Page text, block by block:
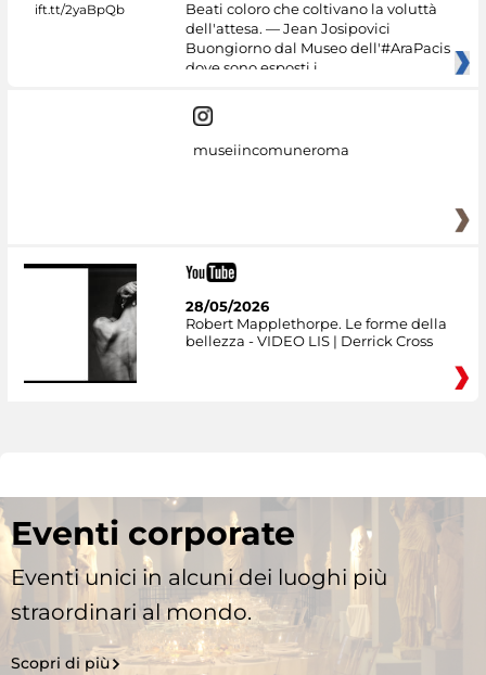
Beati coloro che coltivano la voluttà
dell'attesa. — Jean Josipovici
Buongiorno dal Museo dell'#AraPacis
dove sono esposti i
museiincomuneroma
28/05/2026
Robert Mapplethorpe. Le forme della
bellezza - VIDEO LIS | Derrick Cross
Eventi corporate
Eventi unici in alcuni dei luoghi più
straordinari al mondo.
Scopri di più